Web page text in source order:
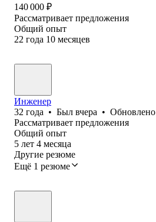
140 000 ₽
Рассматривает предложения
Общий опыт
22 года 10 месяцев
Инженер
32 года • Был вчера • Обновлено
Рассматривает предложения
Общий опыт
5 лет 4 месяца
Другие резюме
Ещё 1 резюме